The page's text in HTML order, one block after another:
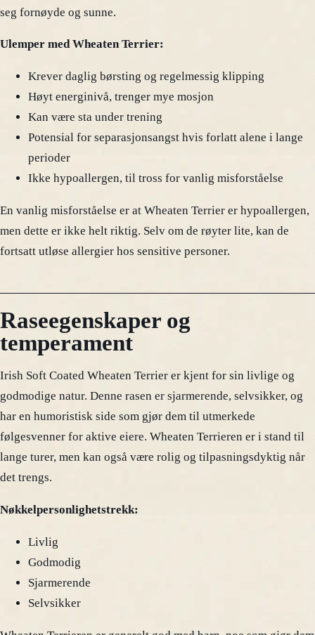
seg fornøyde og sunne.
Ulemper med Wheaten Terrier:
Krever daglig børsting og regelmessig klipping
Høyt energinivå, trenger mye mosjon
Kan være sta under trening
Potensial for separasjonsangst hvis forlatt alene i lange
perioder
Ikke hypoallergen, til tross for vanlig misforståelse
En vanlig misforståelse er at Wheaten Terrier er hypoallergen,
men dette er ikke helt riktig. Selv om de røyter lite, kan de
fortsatt utløse allergier hos sensitive personer.
Raseegenskaper og
temperament
Irish Soft Coated Wheaten Terrier er kjent for sin livlige og
godmodige natur. Denne rasen er sjarmerende, selvsikker, og
har en humoristisk side som gjør dem til utmerkede
følgesvenner for aktive eiere. Wheaten Terrieren er i stand til
lange turer, men kan også være rolig og tilpasningsdyktig når
det trengs.
Nøkkelpersonlighetstrekk:
Livlig
Godmodig
Sjarmerende
Selvsikker